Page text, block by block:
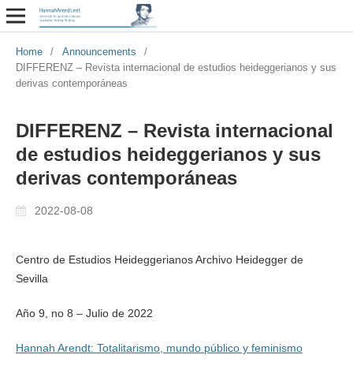
Home / Announcements
/
DIFFERENZ – Revista internacional de estudios heideggerianos y sus
derivas contemporáneas
DIFFERENZ – Revista internacional
de estudios heideggerianos y sus
derivas contemporáneas
2022-08-08
Centro de Estudios Heideggerianos Archivo Heidegger de
Sevilla
Año 9, no 8 – Julio de 2022
Hannah Arendt: Totalitarismo, mundo público y feminismo